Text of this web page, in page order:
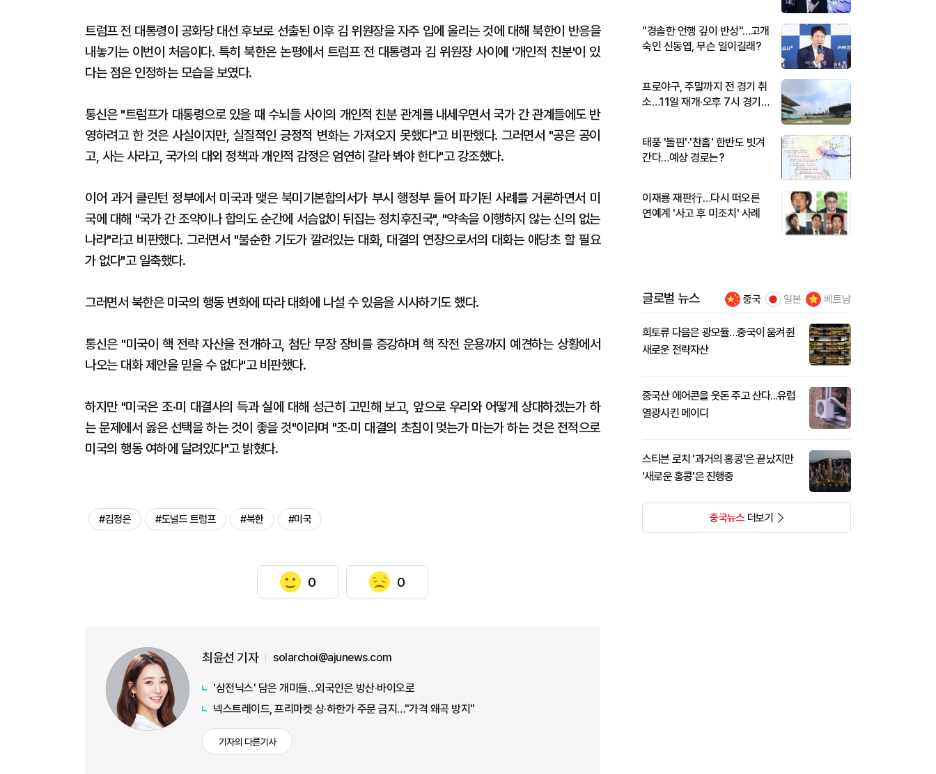
트럼프 전 대통령이 공화당 대선 후보로 선출된 이후 김 위원장을 자주 입에 올리는 것에 대해 북한이 반응을
내놓기는 이번이 처음이다. 특히 북한은 논평에서 트럼프 전 대통령과 김 위원장 사이에 '개인적 친분'이 있
다는 점은 인정하는 모습을 보였다.
통신은 "트럼프가 대통령으로 있을 때 수뇌들 사이의 개인적 친분 관계를 내세우면서 국가 간 관계들에도 반
영하려고 한 것은 사실이지만, 실질적인 긍정적 변화는 가져오지 못했다"고 비판했다. 그러면서 "공은 공이
고, 사는 사라고, 국가의 대외 정책과 개인적 감정은 엄연히 갈라 봐야 한다"고 강조했다.
이어 과거 클린턴 정부에서 미국과 맺은 북미기본합의서가 부시 행정부 들어 파기된 사례를 거론하면서 미
국에 대해 "국가 간 조약이나 합의도 순간에 서슴없이 뒤집는 정치후진국", "약속을 이행하지 않는 신의 없는
나라"라고 비판했다. 그러면서 "불순한 기도가 깔려있는 대화, 대결의 연장으로서의 대화는 애당초 할 필요
가 없다"고 일축했다.
그러면서 북한은 미국의 행동 변화에 따라 대화에 나설 수 있음을 시사하기도 했다.
통신은 "미국이 핵 전략 자산을 전개하고, 첨단 무장 장비를 증강하며 핵 작전 운용까지 예견하는 상황에서
나오는 대화 제안을 믿을 수 없다"고 비판했다.
하지만 "미국은 조·미 대결사의 득과 실에 대해 성근히 고민해 보고, 앞으로 우리와 어떻게 상대하겠는가 하
는 문제에서 옳은 선택을 하는 것이 좋을 것"이라며 "조·미 대결의 초침이 멎는가 마는가 하는 것은 전적으로
미국의 행동 여하에 달려있다"고 밝혔다.
#김정은 #도널드 트럼프 #북한 #미국
0 0
최윤선 기자 solarchoi@ajunews.com
'삼전닉스' 담은 개미들…외국인은 방산·바이오로
넥스트레이드, 프리마켓 상·하한가 주문 금지…"가격 왜곡 방지"
기자의 다른기사
"경솔한 언행 깊이 반성"…고개
숙인 신동엽, 무슨 일이길래?
프로야구, 주말까지 전 경기 취
소…11일 재개·오후 7시 경기
태풍 '돌핀'·'찬홈' 한반도 빗겨
간다…예상 경로는?
이재룡 재판行…다시 떠오른
연예계 '사고 후 미조치' 사례
글로벌 뉴스 중국 일본 베트남
희토류 다음은 광모듈…중국이 움켜쥔
새로운 전략자산
중국산 에어콘을 웃돈 주고 산다...유럽
열광시킨 메이디
스티븐 로치 '과거의 홍콩'은 끝났지만
'새로운 홍콩'은 진행중
중국뉴스더보기